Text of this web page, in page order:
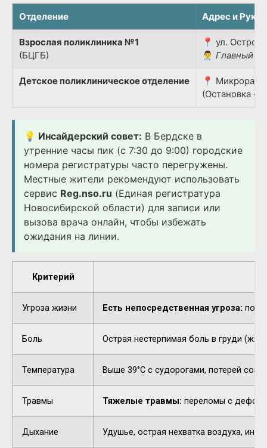
Отделение Адрес и
Взрослая поликлиника №1
(БЦГБ)
📍 ул.
👨‍⚕️ Главный
Детское поликлиническое отделение
📍
(Остановка
💡 Инсайдерский совет: В Бердске в
утренние часы пик (с 7:30 до 9:00) городские
номера регистратуры часто перегружены.
Местные жители рекомендуют использовать
сервис Reg.nso.ru (Единая регистратура
Новосибирской области) для записи или
вызова врача онлайн, чтобы избежать
ожидания на линии.
Критерий
Угроза жизни Есть непосредственная угроза:
Боль Острая нестерпимая боль в груди
Температура Выше 39°C с судорогами, потерей
Травмы Тяжелые травмы: переломы с
Дыхание Удушье, острая нехватка воздуха,